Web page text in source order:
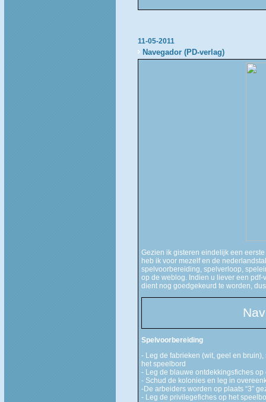
11-05-2011
Navegador (PD-verlag)
Gezien ik gisteren eindelijk een
heb ik voor mezelf en de
spelvoorbereiding, spelverloop,
op de weblog. Indien u liever een pdf-
dient nog goedgekeurd te worden,
Spelvoorbereiding
- Leg de fabrieken (wit, geel en
het speelbord
- Leg de blauwe ontdekkingsfiches
- Schud de kolonies en leg in
-De arbeiders worden op plaats “3”
- Leg de privilegefiches op het